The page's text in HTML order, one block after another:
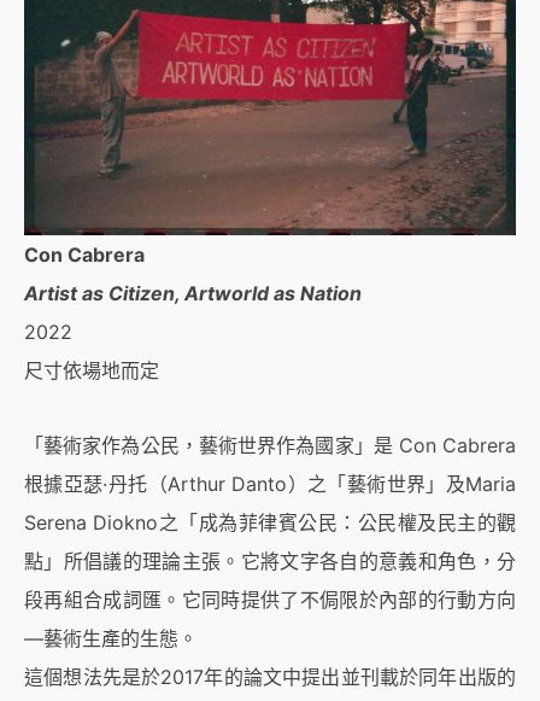
Con Cabrera
Artist as Citizen, Artworld as Nation
2022
尺寸依場地而定
「藝術家作為公民，藝術世界作為國家」是 Con Cabrera
根據亞瑟·丹托（Arthur Danto）之「藝術世界」及Maria
Serena Diokno之「成為菲律賓公民：公民權及民主的觀
點」所倡議的理論主張。它將文字各自的意義和角色，分
段再組合成詞匯。它同時提供了不侷限於內部的行動方向
—藝術生產的生態。
這個想法先是於2017年的論文中提出並刊載於同年出版的